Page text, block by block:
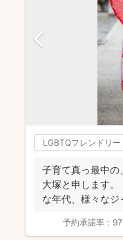
LGBTQフレンドリー
子育て真っ最中の
大塚と申します
な年代、様々な
予約承諾率：